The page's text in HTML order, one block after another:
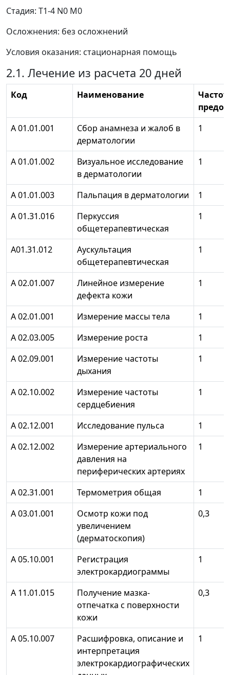
Стадия: Т1-4 N0 М0
Осложнения: без осложнений
Условия оказания: стационарная помощь
2.1. Лечение из расчета 20 дней
Код Наименование
А 01.01.001
Сбор анамнеза и жалоб в
дерматологии
1
А 01.01.002
Визуальное исследование
в дерматологии
1
А 01.01.003 Пальпация в дерматологии
1
А 01.31.016
Перкуссия
общетерапевтическая
1
А01.31.012
Аускультация
общетерапевтическая
1
А 02.01.007
Линейное измерение
дефекта кожи
1
А 02.01.001 Измерение массы тела
1
А 02.03.005
Измерение роста
1
А 02.09.001
Измерение частоты
дыхания
1
А 02.10.002
Измерение частоты
сердцебиения
1
А 02.12.001 Исследование пульса
1
А 02.12.002
Измерение артериального
давления на
периферических артериях
1
А 02.31.001 Термометрия общая
1
А 03.01.001
Осмотр кожи под
увеличением
(дерматоскопия)
0,3
А 05.10.001
Регистрация
электрокардиограммы
1
А 11.01.015
Получение мазка-
отпечатка с поверхности
кожи
0,3
А 05.10.007
Расшифровка, описание и
интерпретация
электрокардиографических
1